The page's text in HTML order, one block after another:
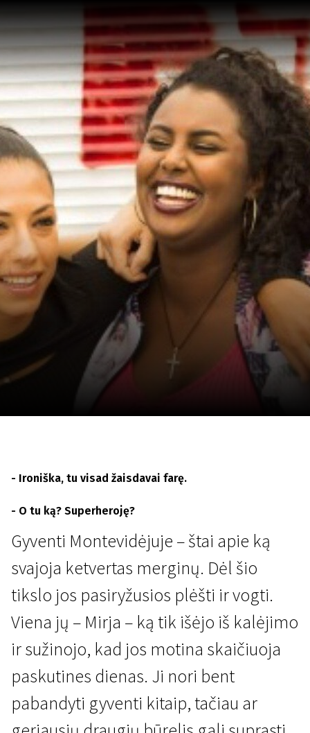
- Ironiška, tu visad žaisdavai farę.
- O tu ką? Superheroję?
Gyventi Montevidėjuje – štai apie ką
svajoja ketvertas merginų. Dėl šio
tikslo jos pasiryžusios plėšti ir vogti.
Viena jų – Mirja – ką tik išėjo iš kalėjimo
ir sužinojo, kad jos motina skaičiuoja
paskutines dienas. Ji nori bent
pabandyti gyventi kitaip, tačiau ar